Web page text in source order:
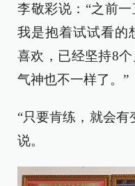
李敬彩说：“之前
我是抱着试试看的
喜欢，已经坚持8
气神也不一样了。”
“只要肯练，就会有
说。